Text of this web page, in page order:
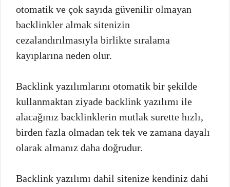
otomatik ve çok sayıda güvenilir olmayan
backlinkler almak sitenizin
cezalandırılmasıyla birlikte sıralama
kayıplarına neden olur.
Backlink yazılımlarını otomatik bir şekilde
kullanmaktan ziyade backlink yazılımı ile
alacağınız backlinklerin mutlak surette hızlı,
birden fazla olmadan tek tek ve zamana dayalı
olarak almanız daha doğrudur.
Backlink yazılımı dahil sitenize kendiniz dahi